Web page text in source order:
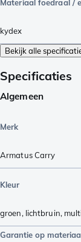
Materiaal foedraal /
kydex
Bekijk alle
Specificaties
Algemeen
Merk
Armatus Carry
Kleur
groen, lichtbruin,
Garantie op